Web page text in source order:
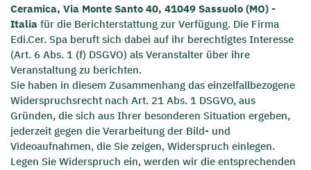
Ceramica, Via Monte Santo 40, 41049 Sassuolo (MO) -
Italia für die Berichterstattung zur Verfügung. Die Firma
Edi.Cer. Spa beruft sich dabei auf ihr berechtigtes Interesse
(Art. 6 Abs. 1 (f) DSGVO) als Veranstalter über ihre
Veranstaltung zu berichten.
Sie haben in diesem Zusammenhang das einzelfallbezogene
Widerspruchsrecht nach Art. 21 Abs. 1 DSGVO, aus
Gründen, die sich aus Ihrer besonderen Situation ergeben,
jederzeit gegen die Verarbeitung der Bild- und
Videoaufnahmen, die Sie zeigen, Widerspruch einlegen.
Legen Sie Widerspruch ein, werden wir die entsprechenden